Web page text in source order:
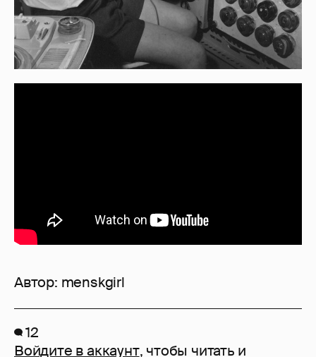
Автор: menskgirl
12
Войдите в аккаунт, чтобы читать и